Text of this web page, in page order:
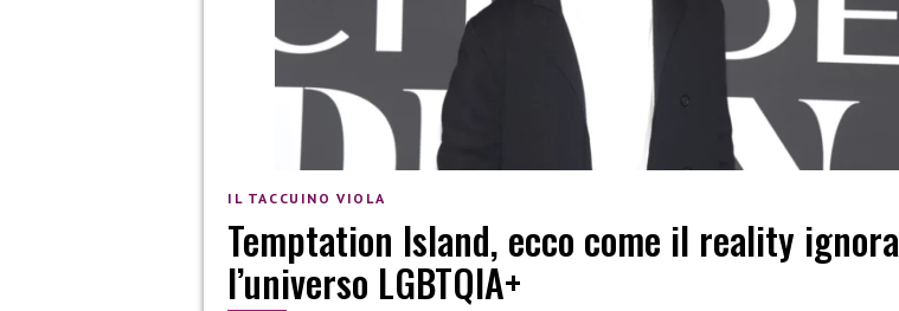
IL TACCUINO VIOLA
Temptation Island, ecco come il reality ignora
l’universo LGBTQIA+